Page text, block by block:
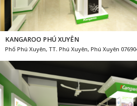
KANGAROO PHÚ XUYÊN
Phố Phú Xuyên, TT. Phú Xuyên, Phú Xuyên